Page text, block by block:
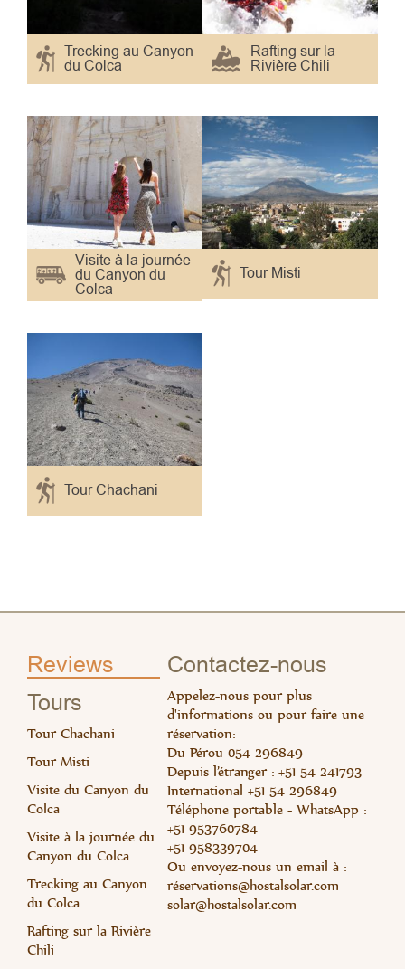
Trecking au Canyon
du Colca
Rafting sur la
Rivière Chili
Visite à la journée
du Canyon du
Colca
Tour Misti
Tour Chachani
Reviews
Tours
Tour Chachani
Tour Misti
Visite du Canyon du
Colca
Visite à la journée du
Canyon du Colca
Trecking au Canyon
du Colca
Rafting sur la Rivière
Chili
Contactez-nous
Appelez-nous pour plus
d'informations ou pour faire une
réservation:
Du Pérou 054 296849
Depuis l’étranger : +51 54 241793
International +51 54 296849
Téléphone portable - WhatsApp :
+51 953760784
+51 958339704
Ou envoyez-nous un email à :
réservations@hostalsolar.com
solar@hostalsolar.com